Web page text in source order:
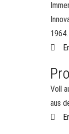
1964.
Voll
aus